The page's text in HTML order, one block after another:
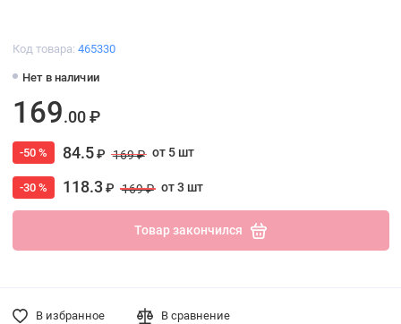
Код товара: 465330
Нет в наличии
169.00 ₽
-50 % 84.5₽ 169 ₽ от 5 шт
-30 % 118.3₽ 169 ₽ от 3 шт
Товар закончился
В избранное В сравнение